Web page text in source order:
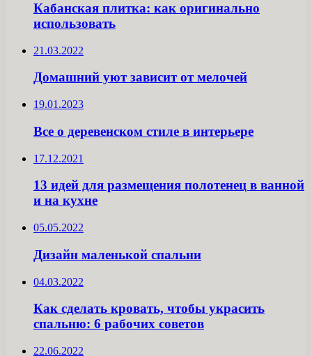
Кабанская плитка: как оригинально
использовать
21.03.2022
Домашний уют зависит от мелочей
19.01.2023
Все о деревенском стиле в интерьере
17.12.2021
13 идей для размещения полотенец в ванной
и на кухне
05.05.2022
Дизайн маленькой спальни
04.03.2022
Как сделать кровать, чтобы украсить
спальню: 6 рабочих советов
22.06.2022